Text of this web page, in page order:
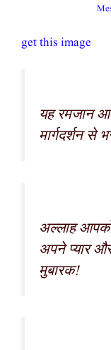
get this image
यह रमजान
मार्गदर्शन से
अल्लाह
अपने प्यार
मुबारक!